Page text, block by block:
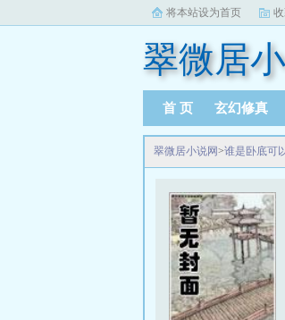
将本站设为首页
翠微居
首 页 玄幻修真
翠微居小说网>谁是卧底可